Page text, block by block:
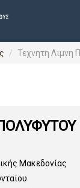
Τεχνητη Λιμνη
Μακεδονίας